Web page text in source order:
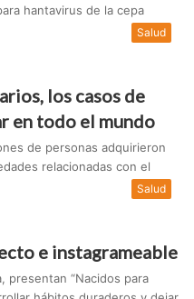
hantavirus de la cepa
Salud
los casos de
en todo el mundo
de personas adquirieron
relacionadas con el
Salud
e instagrameable
presentan “Nacidos para